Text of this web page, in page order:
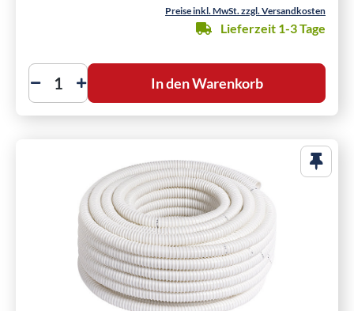
Preise inkl. MwSt. zzgl. Versandkosten
Lieferzeit 1-3 Tage
In den Warenkorb